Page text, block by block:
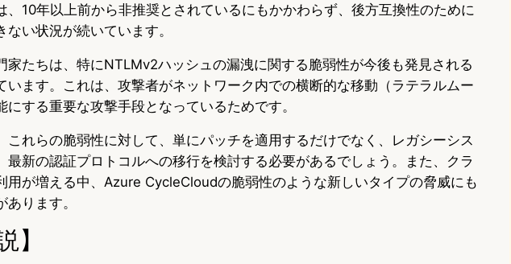
、10年以上前から非推奨とされているにもかかわらず、後方互換性のために
ない状況が続いています。
家たちは、特にNTLMv2ハッシュの漏洩に関する脆弱性が今後も発見される
います。これは、攻撃者がネットワーク内での横断的な移動（ラテラルムー
にする重要な攻撃手段となっているためです。
これらの脆弱性に対して、単にパッチを適用するだけでなく、レガシーシス
最新の認証プロトコルへの移行を検討する必要があるでしょう。また、クラ
用が増える中、Azure CycleCloudの脆弱性のような新しいタイプの脅威にも
ります。
】